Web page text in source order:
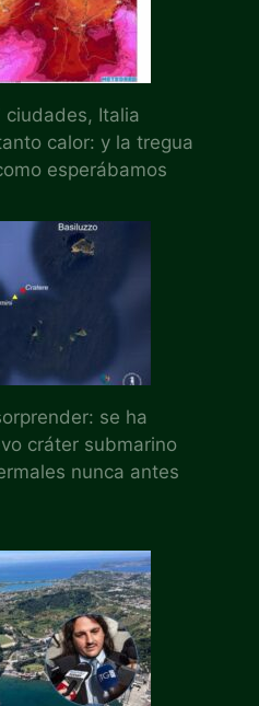
ciudades, Italia
calor: y la tregua
esperábamos
se ha
cráter submarino
nunca antes